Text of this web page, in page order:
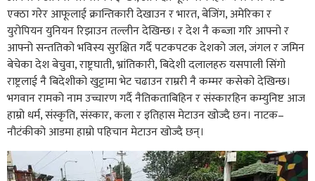
एक्ठा गरेर आफूलाई क्रान्तिकारी देखाउन र भारत, बेजिंग, अमेरिका र
युरोपियन युनियन रिझाउन तल्लीन देखिन्छ। र देश नै कब्जा गरि आफ्नो र
आफ्नो सन्ततिको भविस्य सुरक्षित गर्दै पटकपटक देशको जल, जंगल र जमिन
बेचेका देश बेचुवा, राष्ट्रघाती, भ्रांतिकारी, बिदेशी दलालहरु यसपाली सिंगो
राष्ट्रलाई नै बिदेशीको खुट्टामा भेट चढाउन राम्ररी नै कम्मर कसेको देखिन्छ।
भगवान रामको नाम उच्चारण गर्दै नैतिकताबिहिन र संस्कारहिन कम्युनिष्ट आज
हाम्रो धर्म, संस्कृति, संस्कार, कला र इतिहास मेटाउन खोज्दै छन। नाटक–
नौटंकीको आडमा हाम्रो पहिचान मेटाउन खोज्दै छन्।